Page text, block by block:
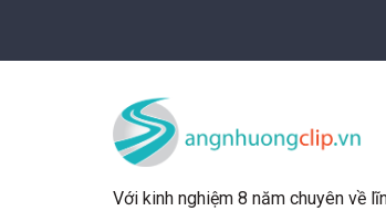
Với kinh nghiệm 8 năm chuyên về